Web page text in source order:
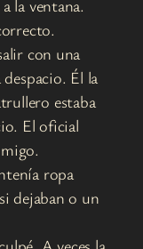
la ventana.
con una
Él la
estaba
El oficial
ropa
dejaban o un